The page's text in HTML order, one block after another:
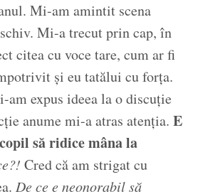
Mi-am amintit scena
Mi-a trecut prin cap, în
citea cu voce tare, cum ar fi
și eu tatălui cu forța.
am expus ideea la o discuție
anume mi-a atras atenția. E
să ridice mâna la
Cred că am strigat cu
De ce e neonorabil să